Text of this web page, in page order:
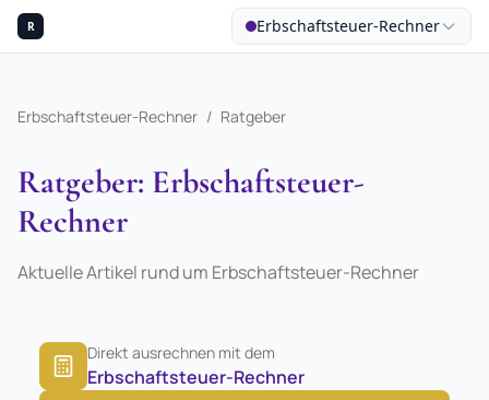
R Erbschaftsteuer-Rechner
Erbschaftsteuer-Rechner / Ratgeber
Ratgeber: Erbschaftsteuer-
Rechner
Aktuelle Artikel rund um Erbschaftsteuer-Rechner
Direkt ausrechnen mit dem
Erbschaftsteuer-Rechner